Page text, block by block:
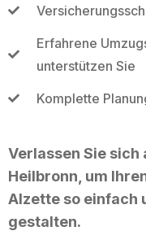
Erfahrene
unterstützen Sie
Komplette
Verlassen Sie sich
Heilbronn, um
Alzette so einfach
gestalten.